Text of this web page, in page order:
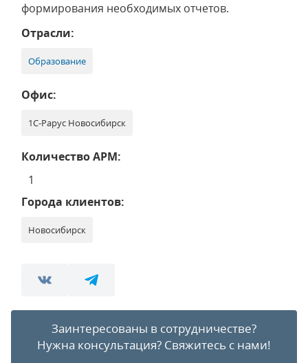
формирования необходимых отчетов.
Отрасли:
Образование
Офис:
1С-Рарус Новосибирск
Количество АРМ:
1
Города клиентов:
Новосибирск
Заинтересованы в сотрудничестве?
Нужна консультация? Свяжитесь с нами!